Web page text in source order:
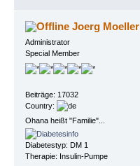
Joerg Moeller
Administrator
Special Member
Beiträge: 17032
Country:
Ohana heißt "Familie"...
Diabetestyp: DM 1
Therapie: Insulin-Pumpe